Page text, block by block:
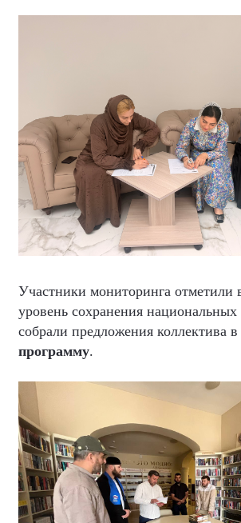
Участники мониторинга отметили
уровень сохранения
собрали предложения коллектива в
программу.